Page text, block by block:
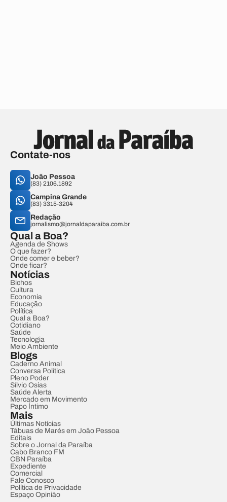
Contate-nos
João Pessoa
(83) 2106.1892
Campina Grande
(83) 3315-3204
Redação
jornalismo@jornaldaparaiba.com.br
Qual a Boa?
Agenda de Shows
O que fazer?
Onde comer e beber?
Onde ficar?
Notícias
Bichos
Cultura
Economia
Educação
Política
Qual a Boa?
Cotidiano
Saúde
Tecnologia
Meio Ambiente
Blogs
Caderno Animal
Conversa Política
Pleno Poder
Sílvio Osias
Saúde Alerta
Mercado em Movimento
Papo Íntimo
Mais
Últimas Notícias
Tábuas de Marés em João Pessoa
Editais
Sobre o Jornal da Paraíba
Cabo Branco FM
CBN Paraíba
Expediente
Comercial
Fale Conosco
Política de Privacidade
Espaço Opinião